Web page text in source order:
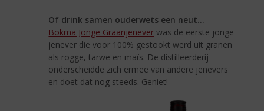
Of drink samen ouderwets een neut...
Bokma Jonge Graanjenever was de eerste jonge
jenever die voor 100% gestookt werd uit granen
als rogge, tarwe en maïs. De distilleerderij
onderscheidde zich ermee van andere jenevers
en doet dat nog steeds. Geniet!